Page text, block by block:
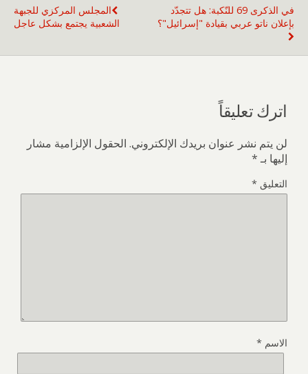
المجلس المركزي للجبهة
الشعبية يجتمع بشكل عاجل
في الذكرى 69 للنّكبة: هل تتجدّد
بإعلان ناتو عربي بقيادة "إسرائيل"؟
اترك تعليقاً
لن يتم نشر عنوان بريدك الإلكتروني. الحقول الإلزامية مشار
إليها بـ*
التعليق *
الاسم *